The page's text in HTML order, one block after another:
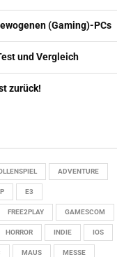
(Gaming)-PCs
und Vergleich
zurück!
ADVENTURE
E3
FREE2PLAY GAMESCOM
HORROR INDIE IOS
MAUS MESSE